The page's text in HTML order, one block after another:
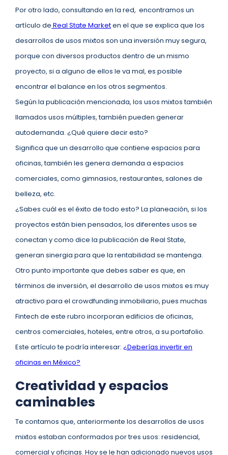
Por otro lado, consultando en la red, encontramos un
artículo de Real State Marketen el que se explica que los
desarrollos de usos mixtos son una inversión muy segura,
porque con diversos productos dentro de un mismo
proyecto, si a alguno de ellos le va mal, es posible
encontrar el balance en los otros segmentos.
Según la publicación mencionada, los usos mixtos también
llamados usos múltiples, también pueden generar
autodemanda. ¿Qué quiere decir esto?
Significa que un desarrollo que contiene espacios para
oficinas, también les genera demanda a espacios
comerciales, como gimnasios, restaurantes, salones de
belleza, etc.
¿Sabes cuál es el éxito de todo esto? La planeación, si los
proyectos están bien pensados, los diferentes usos se
conectan y como dice la publicación de Real State,
generan sinergia para que la rentabilidad se mantenga.
Otro punto importante que debes saber es que, en
términos de inversión, el desarrollo de usos mixtos es muy
atractivo para el crowdfunding inmobiliario, pues muchas
Fintech de este rubro incorporan edificios de oficinas,
centros comerciales, hoteles, entre otros, a su portafolio.
Este artículo te podría interesar: ¿Deberías invertir en
oficinas en México?
Creatividad y espacios
caminables
Te contamos que, anteriormente los desarrollos de usos
mixtos estaban conformados por tres usos: residencial,
comercial y oficinas. Hoy se le han adicionado nuevos usos